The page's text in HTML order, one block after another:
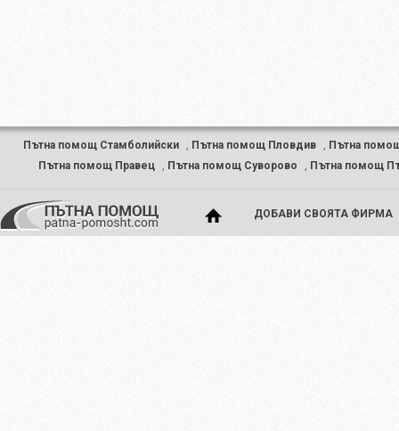
Пътна помощ Стамболийски , Пътна помощ Пловдив , Пътна
Пътна помощ Правец
, Пътна помощ Суворово , Пътна помощ
ДОБАВИ СВОЯТА ФИРМА